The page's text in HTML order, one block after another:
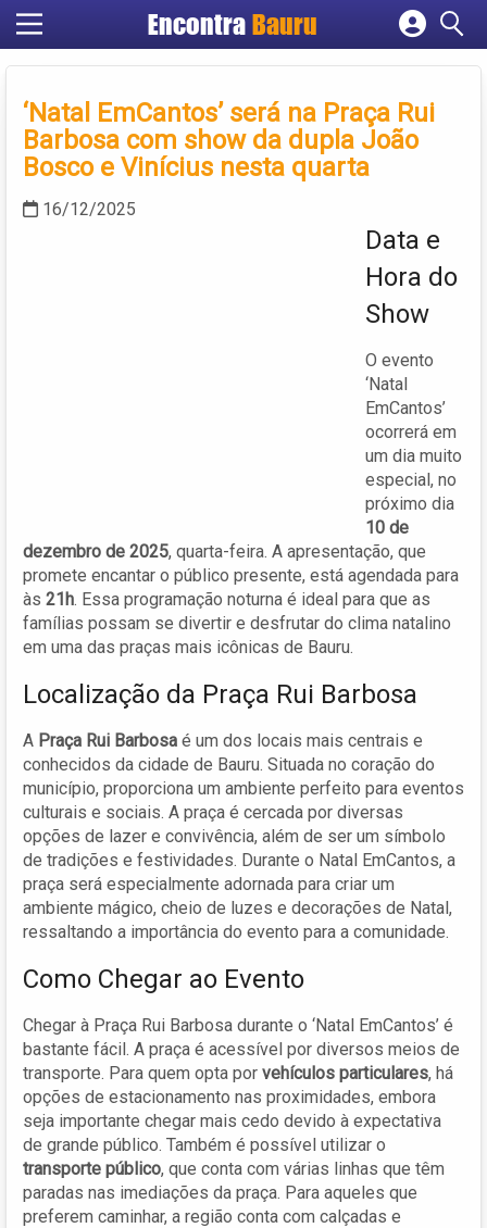
Encontra Bauru
Cadastrar empresa
Criar conta
‘Natal EmCantos’ será na Praça Rui
Barbosa com show da dupla João
Bosco e Vinícius nesta quarta
16/12/2025
Data e
Hora do
Show
O evento
‘Natal
EmCantos’
ocorrerá em
um dia muito
especial, no
próximo dia
10 de
dezembro de 2025, quarta-feira. A apresentação, que
promete encantar o público presente, está agendada para
às 21h. Essa programação noturna é ideal para que as
famílias possam se divertir e desfrutar do clima natalino
em uma das praças mais icônicas de Bauru.
Localização da Praça Rui Barbosa
A Praça Rui Barbosa é um dos locais mais centrais e
conhecidos da cidade de Bauru. Situada no coração do
município, proporciona um ambiente perfeito para eventos
culturais e sociais. A praça é cercada por diversas
opções de lazer e convivência, além de ser um símbolo
de tradições e festividades. Durante o Natal EmCantos, a
praça será especialmente adornada para criar um
ambiente mágico, cheio de luzes e decorações de Natal,
ressaltando a importância do evento para a comunidade.
Como Chegar ao Evento
Chegar à Praça Rui Barbosa durante o ‘Natal EmCantos’ é
bastante fácil. A praça é acessível por diversos meios de
transporte. Para quem opta por vehículos particulares, há
opções de estacionamento nas proximidades, embora
seja importante chegar mais cedo devido à expectativa
de grande público. Também é possível utilizar o
transporte público, que conta com várias linhas que têm
paradas nas imediações da praça. Para aqueles que
preferem caminhar, a região conta com calçadas e